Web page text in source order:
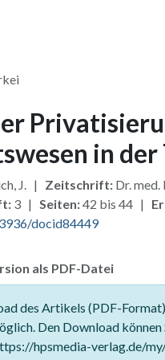
in der
J. | Zeitschrift: Dr.
3 | Seiten:42 bis 44 |
docid84449
als PDF-Datei
des Artikels (PDF-
Den Download können
hpsmedia-verlag.de/